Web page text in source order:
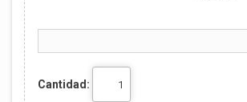
Cantidad: